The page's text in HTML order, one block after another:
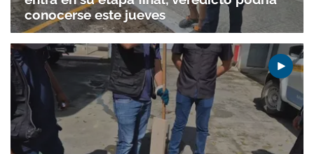
conocerse este jueves